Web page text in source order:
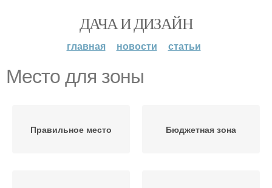
ДАЧА И ДИЗАЙН
главная новости статьи
Место для зоны
Правильное место Бюджетная зона